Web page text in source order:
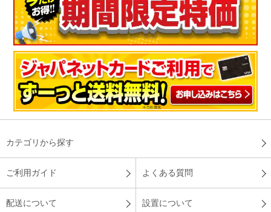
カテゴリから探す
ご利用ガイド よくある質問
配送について 設置について